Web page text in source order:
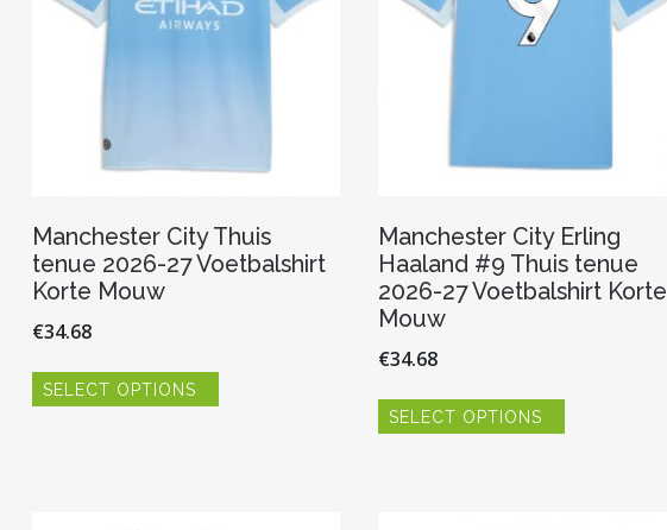
Manchester City Thuis
tenue 2026-27 Voetbalshirt
Korte Mouw
€34.68
SELECT OPTIONS
Manchester City Erling
Haaland #9 Thuis tenue
2026-27 Voetbalshirt Korte
Mouw
€34.68
SELECT OPTIONS